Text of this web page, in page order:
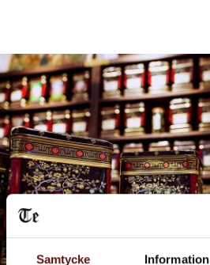
Samtycke Information